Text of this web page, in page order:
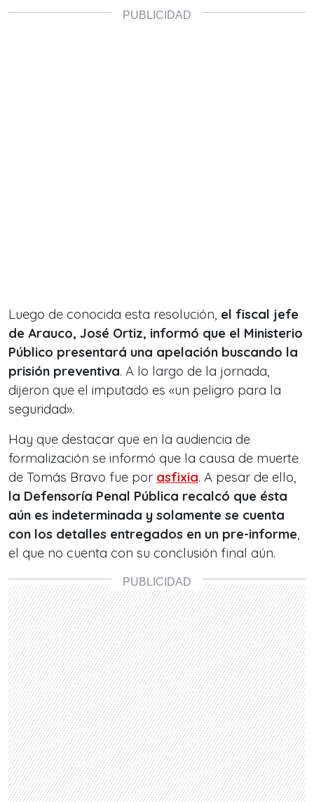
Luego de conocida esta resolución, el fiscal jefe
de Arauco, José Ortiz, informó que el Ministerio
Público presentará una apelación buscando la
prisión preventiva. A lo largo de la jornada,
dijeron que el imputado es «un peligro para la
seguridad».
Hay que destacar que en la audiencia de
formalización se informó que la causa de muerte
de Tomás Bravo fue por asfixia. A pesar de ello,
la Defensoría Penal Pública recalcó que ésta
aún es indeterminada y solamente se cuenta
con los detalles entregados en un pre-informe,
el que no cuenta con su conclusión final aún.